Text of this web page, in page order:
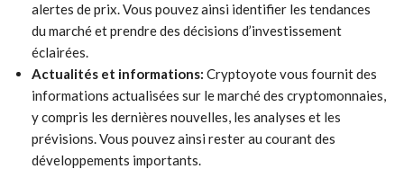
alertes de prix. Vous pouvez ainsi identifier les tendances
du marché et prendre des décisions d’investissement
éclairées.
Actualités et informations: Cryptoyote vous fournit des
informations actualisées sur le marché des cryptomonnaies,
y compris les dernières nouvelles, les analyses et les
prévisions. Vous pouvez ainsi rester au courant des
développements importants.